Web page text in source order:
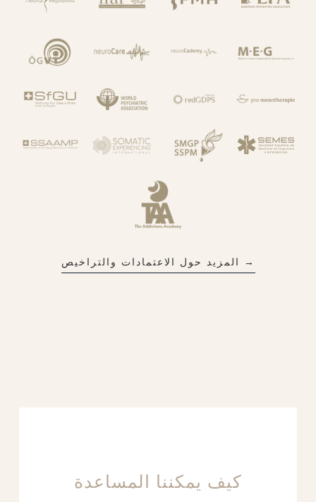
→ المزيد حول الاعتمادات والتراخيص
كيف يمكننا المساعدة